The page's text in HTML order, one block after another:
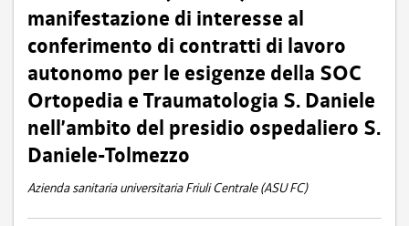
manifestazione di interesse al
conferimento di contratti di lavoro
autonomo per le esigenze della SOC
Ortopedia e Traumatologia S. Daniele
nell’ambito del presidio ospedaliero S.
Daniele-Tolmezzo
Azienda sanitaria universitaria Friuli Centrale (ASU FC)